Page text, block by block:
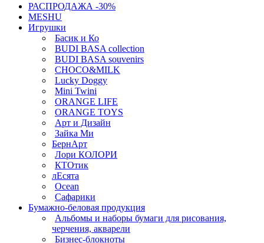
РАСПРОДАЖА -30%
MESHU
Игрушки
Басик и Ко
BUDI BASA collection
BUDI BASA souvenirs
CHOCO&MILK
Lucky Doggy
Mini Twini
ORANGE LIFE
ORANGE TOYS
Арт и Дизайн
Зайка Ми
БернАрт
Лори КОЛОРИ
КТОтик
лЕсята
Ocean
Сафарики
Бумажно-беловая продукция
Альбомы и наборы бумаги для рисования,
черчения, акварели
Бизнес-блокноты